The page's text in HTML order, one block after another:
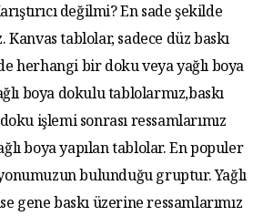
değilmi? En sade şekilde
Kanvas tablolar, sadece düz baskı
herhangi bir doku veya yağlı boya
boya dokulu tablolarmız,baskı
işlemi sonrası ressamlarımız
boya yapılan tablolar. En populer
bulunduğu gruptur. Yağlı
gene baskı üzerine ressamlarımız